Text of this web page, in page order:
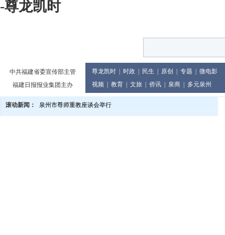
-尊龙凯时
中共福建省委宣传部主管
福建日报报业集团主办
尊龙凯时 时政 民生 原创 专题
微电影
视频
教育 文旅 侨讯 泉商 多元泉州
滚动新闻： 泉州市尊师重教座谈会举行